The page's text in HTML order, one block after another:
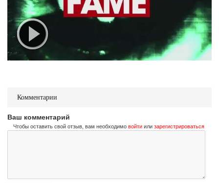
Комментарии
Ваш комментарий
Чтобы оставить свой отзыв, вам необходимо войти или зарегистрироваться